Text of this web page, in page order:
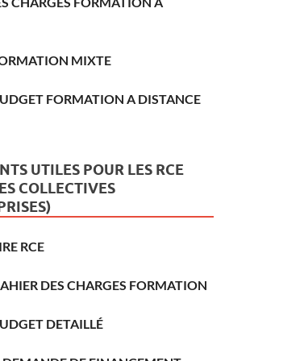
MIXTE
FORMATION A DISTANCE
UTILES POUR LES RCE
COLLECTIVES
RCE
DES CHARGES FORMATION
DETAILLÉ